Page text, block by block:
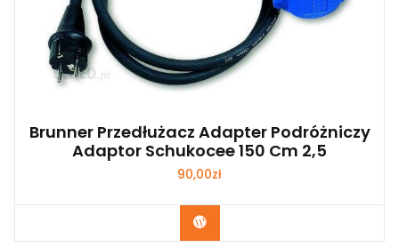
Brunner Przedłużacz Adapter Podróżniczy
Adaptor Schukocee 150 Cm 2,5
90,00zł
Kup Teraz